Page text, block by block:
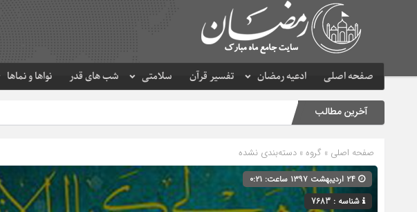
صفحه اصلی ادعیه رمضان تفسیر قرآن سلامتی شب های قدر نواها و نماها
آخرین مطالب
صفحه اصلی » گروه » دسته‌بندی نشده
شناسه : 7683